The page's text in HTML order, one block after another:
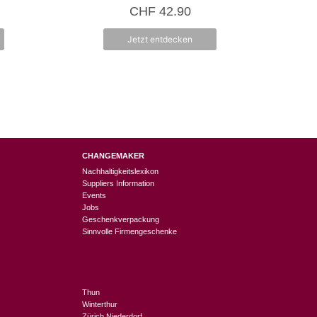
0
v
5
CHF42.90
Jetzt entdecken
CHANGEMAKER
Nachhaltigkeitslexikon
Suppliers Information
Events
Jobs
Geschenkverpackung
Sinnvolle Firmengeschenke
Thun
Winterthur